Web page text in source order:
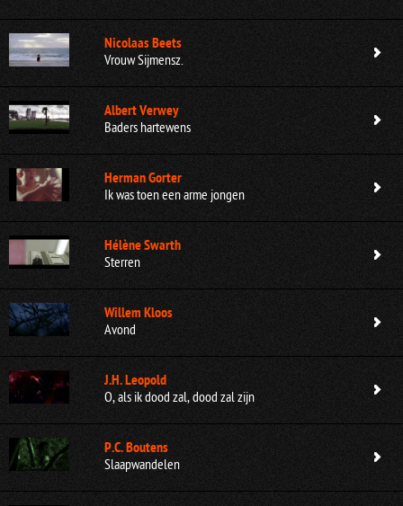
Nicolaas Beets
Vrouw Sijmensz.
Albert Verwey
Baders hartewens
Herman Gorter
Ik was toen een arme jongen
Hélène Swarth
Sterren
Willem Kloos
Avond
J.H. Leopold
O, als ik dood zal, dood zal zijn
P.C. Boutens
Slaapwandelen